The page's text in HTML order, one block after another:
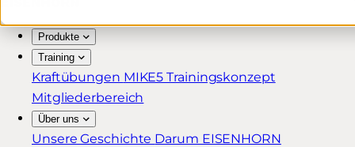
Produkte
Training
Kraftübungen MIKE5 Trainingskonzept
Mitgliederbereich
Über uns
Unsere Geschichte Darum EISENHORN